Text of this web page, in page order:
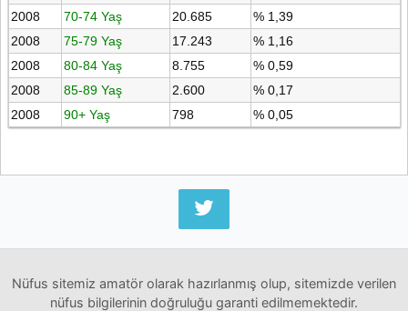
2008
70-74 Yaş 20.685
% 1,39
2008
75-79 Yaş 17.243
% 1,16
2008
80-84 Yaş 8.755
% 0,59
2008
85-89 Yaş 2.600
% 0,17
2008
90+ Yaş 798 % 0,05
Nüfus sitemiz amatör olarak hazırlanmış olup, sitemizde verilen
nüfus bilgilerinin doğruluğu garanti edilmemektedir.